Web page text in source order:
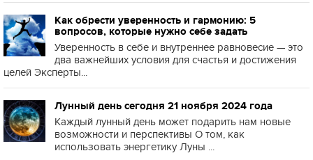
Как обрести уверенность и гармонию: 5
вопросов, которые нужно себе задать
Уверенность в себе и внутреннее равновесие — это
два важнейших условия для счастья и достижения
целей Эксперты...
Лунный день сегодня 21 ноября 2024 года
Каждый лунный день может подарить нам новые
возможности и перспективы О том, как
использовать энергетику Луны ...